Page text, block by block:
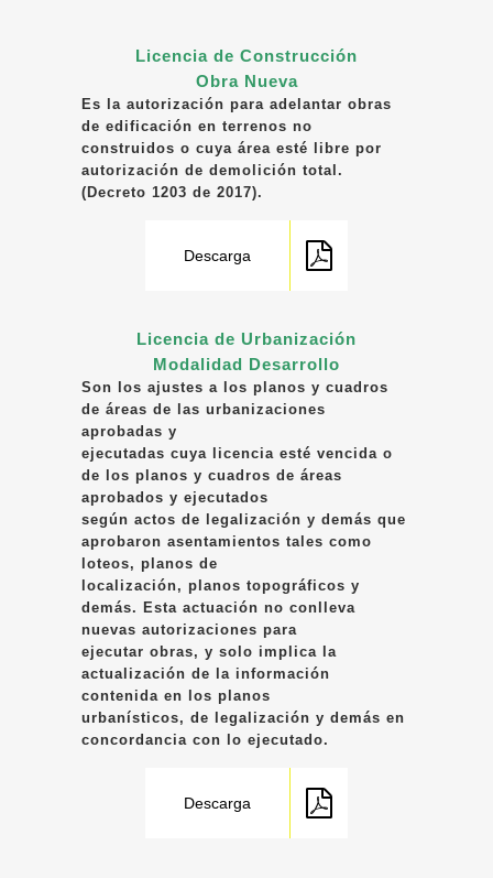
Licencia de Construcción
Obra Nueva
Es la autorización para adelantar obras
de edificación en terrenos no
construidos o cuya área esté libre por
autorización de demolición total.
(Decreto 1203 de 2017).
Descarga
Licencia de Urbanización
Modalidad Desarrollo
Son los ajustes a los planos y cuadros
de áreas de las urbanizaciones
aprobadas y
ejecutadas cuya licencia esté vencida o
de los planos y cuadros de áreas
aprobados y ejecutados
según actos de legalización y demás que
aprobaron asentamientos tales como
loteos, planos de
localización, planos topográficos y
demás. Esta actuación no conlleva
nuevas autorizaciones para
ejecutar obras, y solo implica la
actualización de la información
contenida en los planos
urbanísticos, de legalización y demás en
concordancia con lo ejecutado.
Descarga